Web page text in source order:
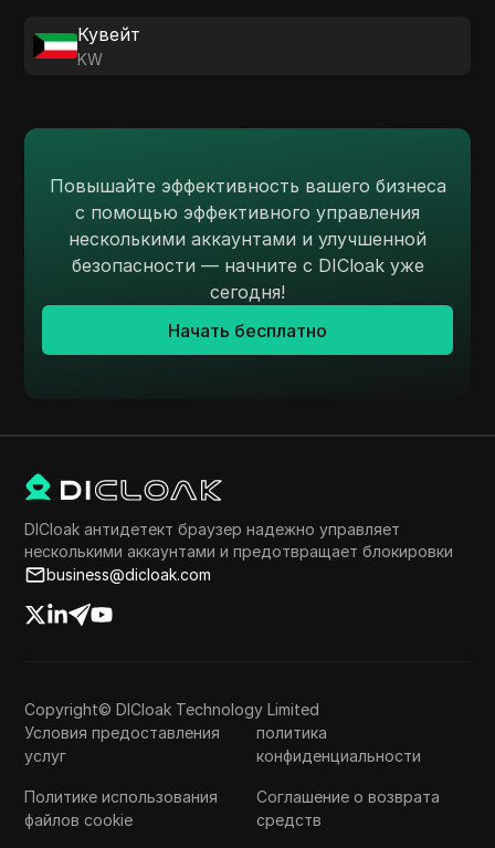
Кувейт
KW
Повышайте эффективность вашего бизнеса
с помощью эффективного управления
несколькими аккаунтами и улучшенной
безопасности — начните с DICloak уже
сегодня!
Начать бесплатно
DICloak антидетект браузер надежно управляет
несколькими аккаунтами и предотвращает блокировки
business@dicloak.com
Copyright© DICloak Technology Limited
Условия предоставления
услуг
политика
конфиденциальности
Политике использования
файлов cookie
Соглашение о возврата
средств